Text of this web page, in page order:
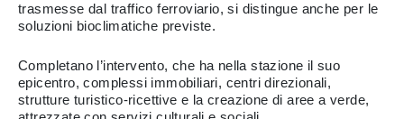
trasmesse dal traffico ferroviario, si distingue anche per le
soluzioni bioclimatiche previste.
Completano l’intervento, che ha nella stazione il suo
epicentro, complessi immobiliari, centri direzionali,
strutture turistico-ricettive e la creazione di aree a verde,